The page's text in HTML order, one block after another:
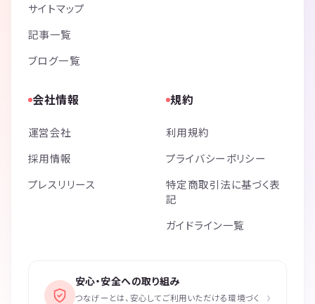
サイトマップ
記事一覧
ブログ一覧
会社情報
運営会社
採用情報
プレスリリース
規約
利用規約
プライバシーポリシー
特定商取引法に基づく表
記
ガイドライン一覧
安心・安全への取り組み
つなげーとは、安心してご利用いただける環境づく ›